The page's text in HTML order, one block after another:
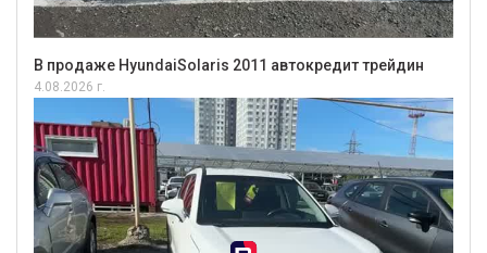
В продаже HyundaiSolaris 2011 автокредит трейдин
4.08.2026 г.